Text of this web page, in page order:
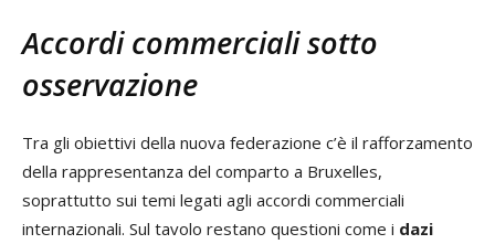
Accordi commerciali sotto
osservazione
Tra gli obiettivi della nuova federazione c’è il rafforzamento
della rappresentanza del comparto a Bruxelles,
soprattutto sui temi legati agli accordi commerciali
internazionali. Sul tavolo restano questioni come i dazi